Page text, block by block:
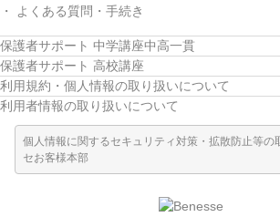
よくある質問・手続き
保護者サポート 中学講座中高一貫
保護者サポート 高校講座
利用規約・個人情報の取り扱いについて
利用者情報の取り扱いについて
個人情報に関するセキュリティ対策・拡散防止等の
セお客様本部